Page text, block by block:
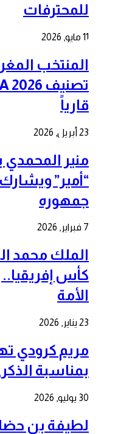
للمحترفات
11 مايو, 2026
المنتخب
قارياً
23 أبريل, 2026
منير المحمدي
“أمير”
جمهوره
7 فبراير, 2026
الملك محمد
كأس
الأمة
23 يناير, 2026
مريم كرودي
بمناسبة الذكرى ال 27
30 يوليو, 2026
لطيفة بن